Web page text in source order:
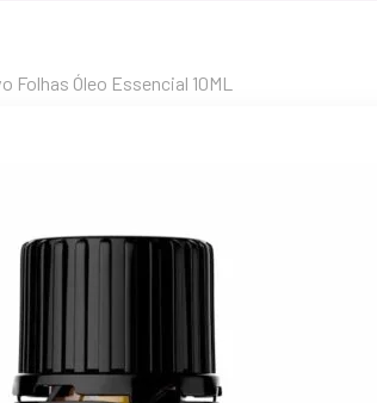
Folhas Óleo Essencial 10ML